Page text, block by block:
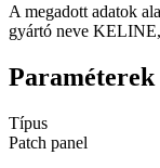
A megadott adatok
gyártó neve
Paraméterek
Típus
Patch panel